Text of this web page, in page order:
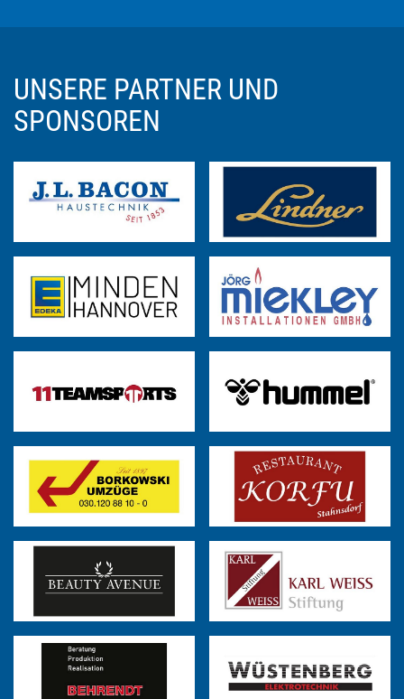
UNSERE PARTNER UND
SPONSOREN